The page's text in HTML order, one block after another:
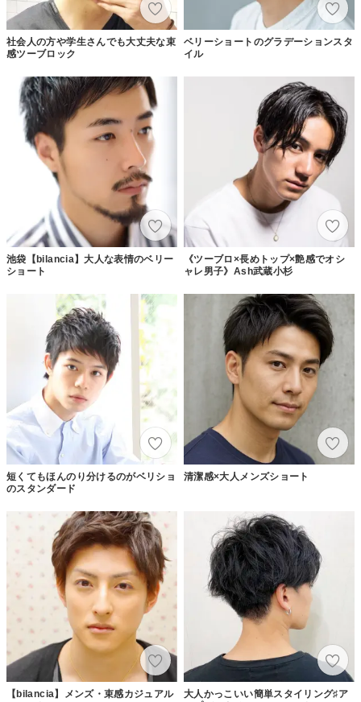
社会人の方や学生さんでも大丈夫な束
感ツーブロック
ベリーショートのグラデーションスタ
イル
池袋【bilancia】大人な表情のベリー
ショート
《ツーブロ×長めトップ×艶感でオシ
ャレ男子》Ash武蔵小杉
短くてもほんのり分けるのがベリショ
のスタンダード
清潔感×大人メンズショート
【bilancia】メンズ・束感カジュアル
大人かっこいい簡単スタイリング♯ア